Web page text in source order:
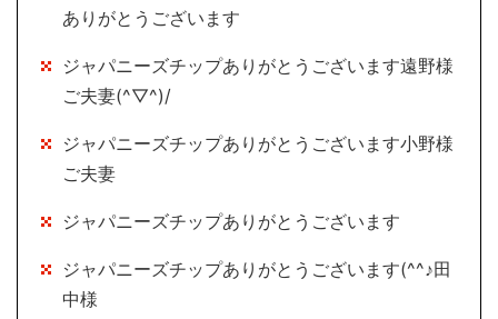
ありがとうございます
ジャパニーズチップありがとうございます遠野様
ご夫妻(^▽^)/
ジャパニーズチップありがとうございます小野様
ご夫妻
ジャパニーズチップありがとうございます
ジャパニーズチップありがとうございます(^^♪田
中様